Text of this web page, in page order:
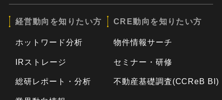
経営動向を知りたい方
ホットワード分析
IRストレージ
総研レポート・分析
CRE動向を知りたい方
物件情報サーチ
セミナー・研修
不動産基礎調査(CCReB BI)